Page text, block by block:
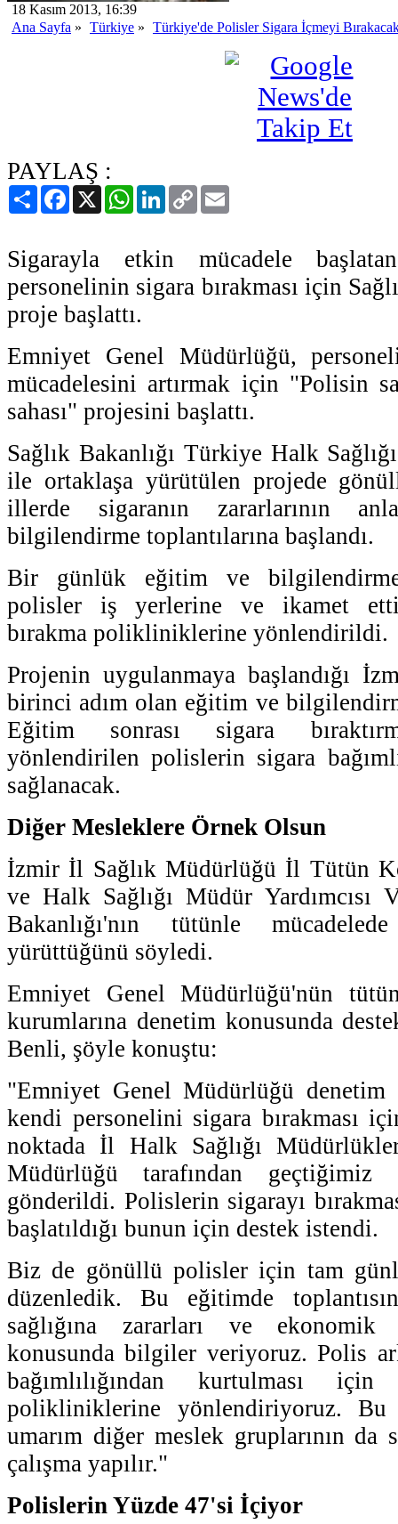
18 Kasım 2013, 16:39
Ana Sayfa » Türkiye » Türkiye'de Polisler Sigara İçmeyi
PAYLAŞ :
PaylaşFacebook
X WhatsAppLinkedIn
Copy
Link
Sigarayla etkin mücadele
personelinin sigara bırakması için
proje başlattı.
Emniyet Genel Müdürlüğü,
mücadelesini artırmak için "Polisin
sahası" projesini başlattı.
Sağlık Bakanlığı Türkiye Halk
ile ortaklaşa yürütülen projede
illerde sigaranın zararlarının
bilgilendirme toplantılarına başlandı.
Bir günlük eğitim ve bilgilendirme
polisler iş yerlerine ve ikamet
bırakma polikliniklerine yönlendirildi.
Projenin uygulanmaya başlandığı
birinci adım olan eğitim ve
Eğitim sonrası sigara
yönlendirilen polislerin sigara
sağlanacak.
Diğer Mesleklere Örnek Olsun
İzmir İl Sağlık Müdürlüğü İl Tütün
ve Halk Sağlığı Müdür Yardımcısı
Bakanlığı'nın tütünle
yürüttüğünü söyledi.
Emniyet Genel Müdürlüğü'nün
kurumlarına denetim konusunda
Benli, şöyle konuştu:
"Emniyet Genel Müdürlüğü denetim
kendi personelini sigara bırakması
noktada İl Halk Sağlığı
Müdürlüğü tarafından
gönderildi. Polislerin sigarayı
başlatıldığı bunun için destek istendi.
Biz de gönüllü polisler için tam
düzenledik. Bu eğitimde
sağlığına zararları ve ekonomik
konusunda bilgiler veriyoruz. Polis
bağımlılığından kurtulması
polikliniklerine yönlendiriyoruz. Bu
umarım diğer meslek gruplarının da
çalışma yapılır."
Polislerin Yüzde 47'si İçiyor